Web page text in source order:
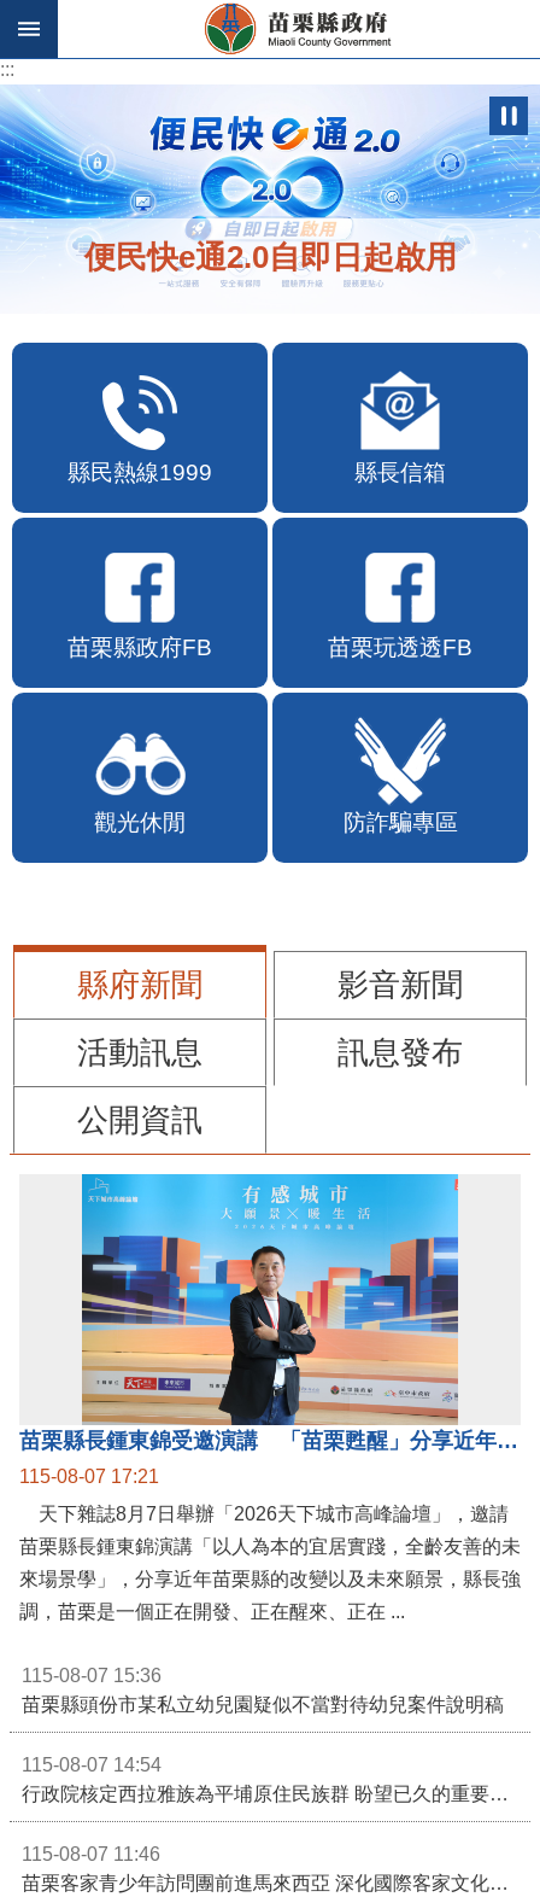
跳到主要內容區塊
:::
:::
便民快e通2.0自即日起啟用
縣民熱線1999 縣長信箱
苗栗縣政府FB 苗栗玩透透FB
觀光休閒 防詐騙專區
縣府新聞
影音新聞
活動訊息
訊息發布
公開資訊
苗栗縣長鍾東錦受邀演講 「苗栗甦醒」分享近年轉變
115-08-07 17:21
天下雜誌8月7日舉辦「2026天下城市高峰論壇」，邀請
苗栗縣長鍾東錦演講「以人為本的宜居實踐，全齡友善的未
來場景學」，分享近年苗栗縣的改變以及未來願景，縣長強
調，苗栗是一個正在開發、正在醒來、正在 ...
115-08-07 15:36
苗栗縣頭份市某私立幼兒園疑似不當對待幼兒案件說明稿
115-08-07 14:54
行政院核定西拉雅族為平埔原住民族群 盼望已久的重要時刻到來！8月13日起受理民族成員名冊登記
115-08-07 11:46
苗栗客家青少年訪問團前進馬來西亞 深化國際客家文化交流